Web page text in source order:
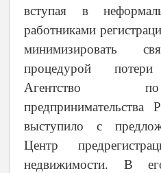
вступая в
работниками
минимизировать
процедурой потери
Агентство
предпринимательства
выступило с
Центр
недвижимости. В